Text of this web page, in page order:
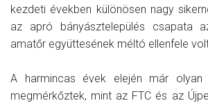
kezdeti években különösen nagy
az apró bányásztelepülés csapata
amatőr együttesének méltó ellenfele
A harmincas évek elején már
megmérkőztek, mint az FTC és az